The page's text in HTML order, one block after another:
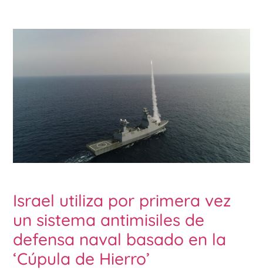
Israel utiliza por primera vez
un sistema antimisiles de
defensa naval basado en la
‘Cúpula de Hierro’